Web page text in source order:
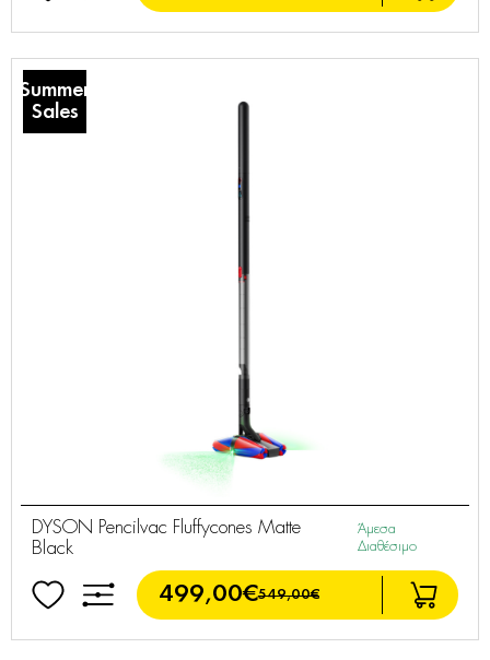
Summer
Sales
DYSON Pencilvac Fluffycones Matte
Black
Άμεσα
Διαθέσιμο
499,00€549,00€